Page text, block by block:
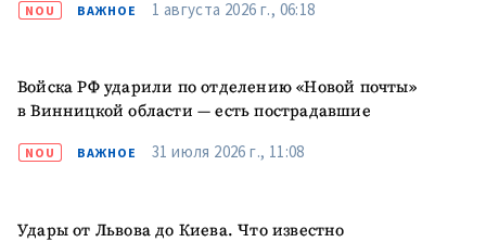
NOU ВАЖНОЕ 1 августа 2026 г., 06:18
Войска РФ ударили по отделению «Новой почты»
в Винницкой области — есть пострадавшие
NOU ВАЖНОЕ 31 июля 2026 г., 11:08
Удары от Львова до Киева. Что известно